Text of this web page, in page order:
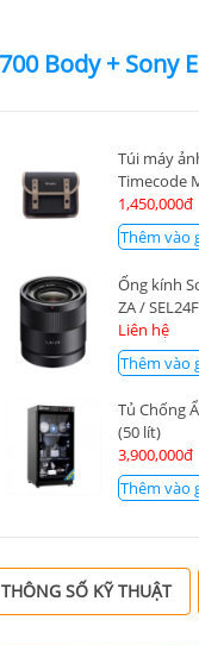
Túi máy
Timecode
1,450,000đ
Thêm vào
Ống kính
ZA /
Liên hệ
Thêm vào
Tủ Chống
(50 lít)
3,900,000đ
Thêm vào
THÔNG SỐ KỸ THUẬT